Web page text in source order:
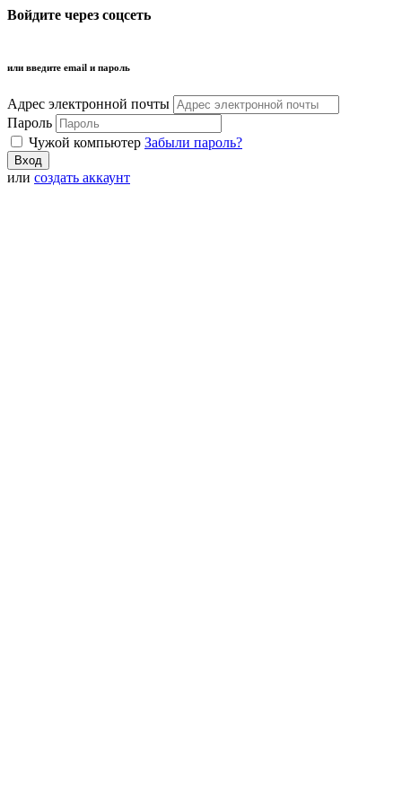
Войдите через соцсеть
или введите email и пароль
Адрес электронной почты
Пароль
Чужой компьютер Забыли пароль?
или создать аккаунт